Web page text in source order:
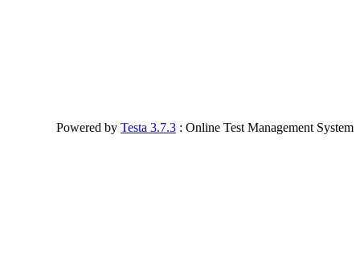
Powered by Testa 3.7.3 : Online Test Management System